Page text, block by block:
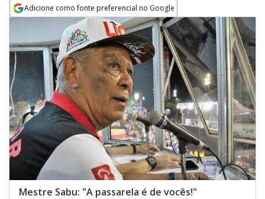
Adicione como fonte preferencial no Google
Opens in new window
Mestre Sabu: "A passarela é de vocês!"